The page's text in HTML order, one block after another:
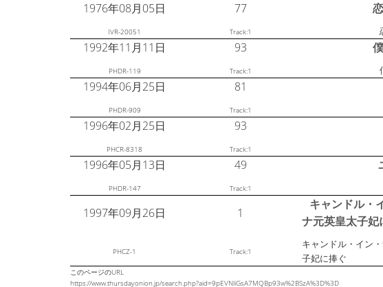
1976年08月05日 77
IVR-20051 Track:1
1992年11月11日 93
PHDR-119 Track:1
1994年06月25日 81
PHDR-909 Track:1
1996年02月25日 93
PHCR-8318 Track:1
1996年05月13日 49
PHDR-147 Track:1
1997年09月26日 1
キャンドル・
ナ元英皇太子妃
PHCZ-1 Track:1
キャンドル・イン
子妃に捧ぐ
このページのURL
https://www.thursdayonion.jp/search.php?aid=9pEVNliGsA7MQBp93w%2BSzA%3D%3D